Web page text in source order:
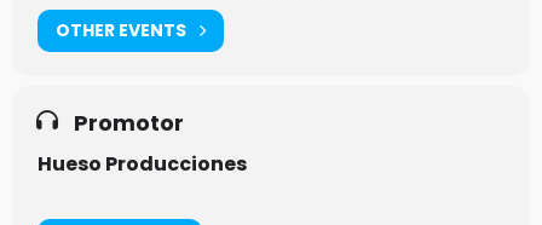
OTHER EVENTS
Promotor
Hueso Producciones